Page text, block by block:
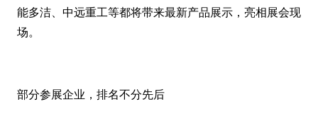
能多洁、中远重工等都将带来最新产品展示，亮相展会现
场。
部分参展企业，排名不分先后